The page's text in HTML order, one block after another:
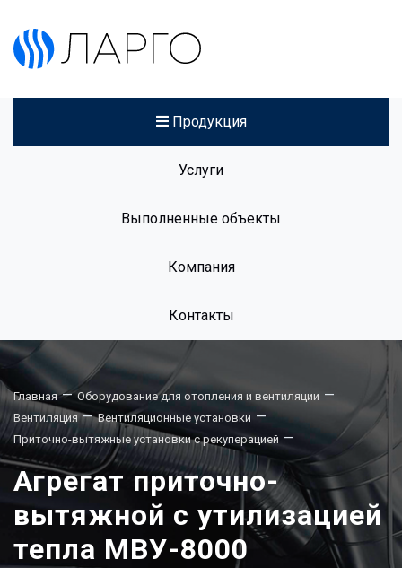
Продукция
Услуги
Выполненные объекты
Компания
Контакты
Главная — Оборудование для отопления и вентиляции —
Вентиляция — Вентиляционные установки —
Приточно-вытяжные установки с рекуперацией —
Агрегат приточно-
вытяжной с утилизацией
тепла МВУ-8000